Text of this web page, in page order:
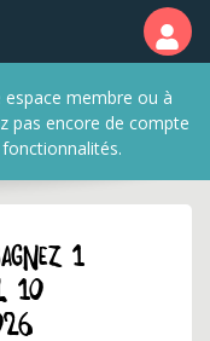
membre ou à
pas encore de compte
1
10